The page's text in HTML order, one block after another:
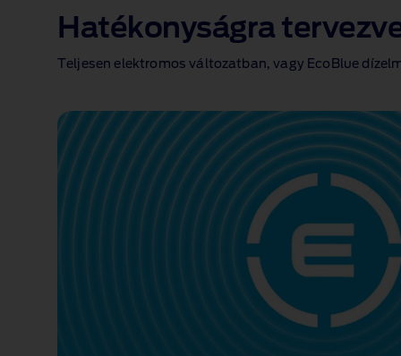
Hatékonyságra
Teljesen elektromos változatban, vagy EcoBlue